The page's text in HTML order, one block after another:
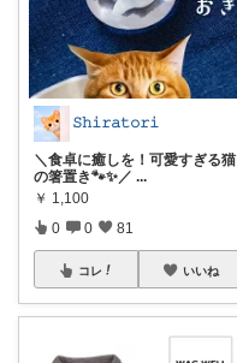
𝚂𝚑𝚒𝚛𝚊𝚝𝚘𝚛𝚒
＼食卓に癒しを！可愛すぎる猫
の箸置き🐾✨／ ...
￥ 1,100
0 0 81
コレ いいね